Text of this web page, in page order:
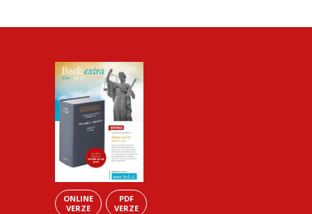
ONLINE
VERZE
PDF
VERZE